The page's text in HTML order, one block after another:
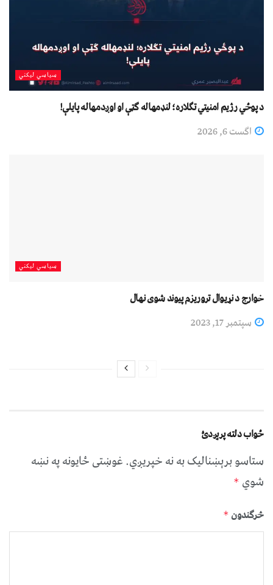
سیاسي لیکني
د پوځي رژیم امنیتي تګلاره؛ لنډمهاله ګټې او اوږدمهاله پایلې!
اگست 6, 2026
سیاسي لیکني
خوارج د نړیوال تروریزم پیوند شوی نهال
سپتمبر 17, 2023
ځواب دلته پرېږدئ
ستاسو برېښناليک به نه خپريږي.غوښتى ځایونه په نښه
شوي *
څرگندون *